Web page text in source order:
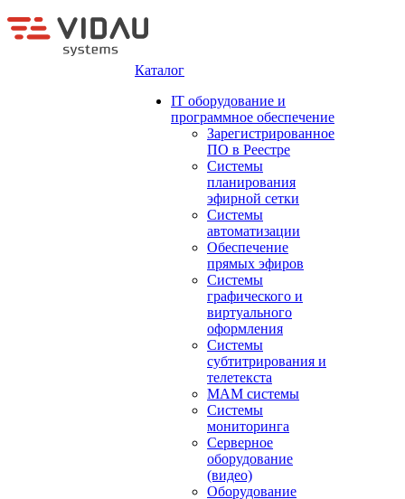
Каталог
IT оборудование и
программное обеспечение
Зарегистрированное
ПО в Реестре
Системы
планирования
эфирной сетки
Системы
автоматизации
Обеспечение
прямых эфиров
Системы
графического и
виртуального
оформления
Системы
субтитрирования и
телетекста
MAM системы
Системы
мониторинга
Серверное
оборудование
(видео)
Оборудование